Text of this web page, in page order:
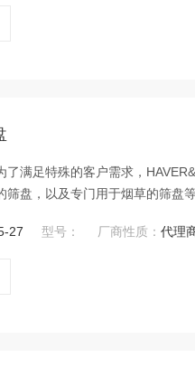
了满足特殊的客户需求，
筛盘，以及专门用于烟草的筛盘等
27 型号： 厂商性质：代理